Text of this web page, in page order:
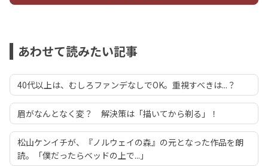
あわせて読みたい記事
40代以上は、むしろファンデなしでOK。重視すべきは...？
眉がなんとなく変？ 解決策は「描いてから剃る」！
松山ケンイチが、『ノルウェイの森』の元となった作品を朗
読。「僕だったらベッドの上で...」